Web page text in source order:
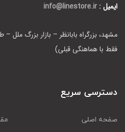
ایمیل : info@linestore.ir
فقط با هماهنگی قبلی)
دسترسی سریع
صفحه اصلی